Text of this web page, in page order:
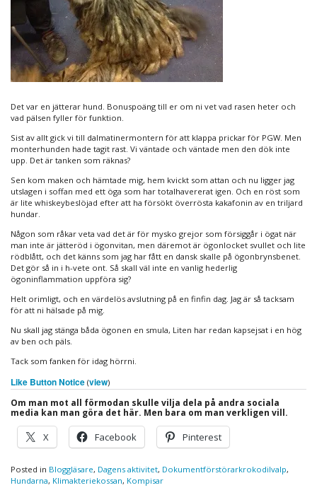
Det var en jätterar hund. Bonuspoäng till er om ni vet vad rasen heter och
vad pälsen fyller för funktion.
Sist av allt gick vi till dalmatinermontern för att klappa prickar för PGW. Men
monterhunden hade tagit rast. Vi väntade och väntade men den dök inte
upp. Det är tanken som räknas?
Sen kom maken och hämtade mig, hem kvickt som attan och nu ligger jag
utslagen i soffan med ett öga som har totalhavererat igen. Och en röst som
är lite whiskeybeslöjad efter att ha försökt överrösta kakafonin av en triljard
hundar.
Någon som råkar veta vad det är för mysko grejor som försiggår i ögat när
man inte är jätteröd i ögonvitan, men däremot är ögonlocket svullet och lite
rödblått, och det känns som jag har fått en dansk skalle på ögonbrynsbenet.
Det gör så in i h-vete ont. Så skall väl inte en vanlig hederlig
ögoninflammation uppföra sig?
Helt orimligt, och en värdelös avslutning på en finfin dag. Jag är så tacksam
för att ni hälsade på mig.
Nu skall jag stänga båda ögonen en smula, Liten har redan kapsejsat i en hög
av ben och päls.
Tack som fanken för idag hörrni.
Like Button Notice (view)
Om man mot all förmodan skulle vilja dela på andra sociala
media kan man göra det här. Men bara om man verkligen vill.
X Facebook Pinterest
Posted in Bloggläsare, Dagens aktivitet, Dokumentförstörarkrokodilvalp,
Hundarna, Klimakteriekossan, Kompisar